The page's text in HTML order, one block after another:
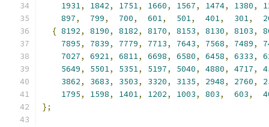
1931, 1842, 1751, 1660, 1567, 1474, 1380,
897, 799, 700, 601, 501, 401, 301,
{ 8192, 8190, 8182, 8170, 8153, 8130, 8103,
7895, 7839, 7779, 7713, 7643, 7568, 7489,
7027, 6921, 6811, 6698, 6580, 6458, 6333,
5649, 5501, 5351, 5197, 5040, 4880, 4717,
3862, 3683, 3503, 3320, 3135, 2948, 2760,
1795, 1598, 1401, 1202, 1003, 803, 603,
};